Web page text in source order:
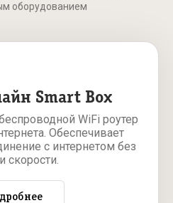
оборудованием
Smart Box
WiFi роутер
Обеспечивает
с интернетом без
скорости.